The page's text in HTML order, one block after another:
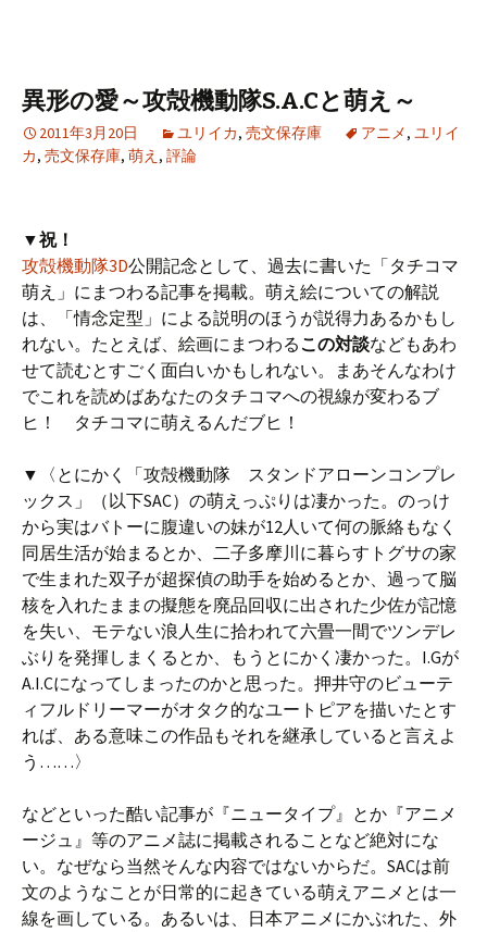
異形の愛～攻殻機動隊S.A.Cと萌え～
2011年3月20日 ユリイカ, 売文保存庫 アニメ, ユリイ
カ, 売文保存庫, 萌え , 評論
▼祝！
攻殻機動隊3D公開記念として、過去に書いた「タチコマ
萌え」にまつわる記事を掲載。萌え絵についての解説
は、「情念定型」による説明のほうが説得力あるかもし
れない。たとえば、絵画にまつわる この対談などもあわ
せて読むとすごく面白いかもしれない。まあそんなわけ
でこれを読めばあなたのタチコマへの視線が変わるブ
ヒ！ タチコマに萌えるんだブヒ！
▼〈とにかく「攻殻機動隊 スタンドアローンコンプレ
ックス」（以下SAC）の萌えっぷりは凄かった。のっけ
から実はバトーに腹違いの妹が12人いて何の脈絡もなく
同居生活が始まるとか、二子多摩川に暮らすトグサの家
で生まれた双子が超探偵の助手を始めるとか、過って脳
核を入れたままの擬態を廃品回収に出された少佐が記憶
を失い、モテない浪人生に拾われて六畳一間でツンデレ
ぶりを発揮しまくるとか、もうとにかく凄かった。I.Gが
A.I.Cになってしまったのかと思った。押井守のビューテ
ィフルドリーマーがオタク的なユートピアを描いたとす
れば、ある意味この作品もそれを継承していると言えよ
う……〉
などといった酷い記事が『ニュータイプ』とか『アニメ
ージュ』等のアニメ誌に掲載されることなど絶対にな
い。なぜなら当然そんな内容ではないからだ。SACは前
文のようなことが日常的に起きている萌えアニメとは一
線を画している。あるいは、日本アニメにかぶれた、外